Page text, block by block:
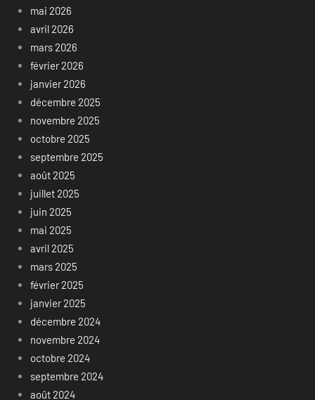
mai 2026
avril 2026
mars 2026
février 2026
janvier 2026
décembre 2025
novembre 2025
octobre 2025
septembre 2025
août 2025
juillet 2025
juin 2025
mai 2025
avril 2025
mars 2025
février 2025
janvier 2025
décembre 2024
novembre 2024
octobre 2024
septembre 2024
août 2024